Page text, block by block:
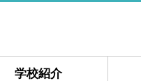
学校紹介